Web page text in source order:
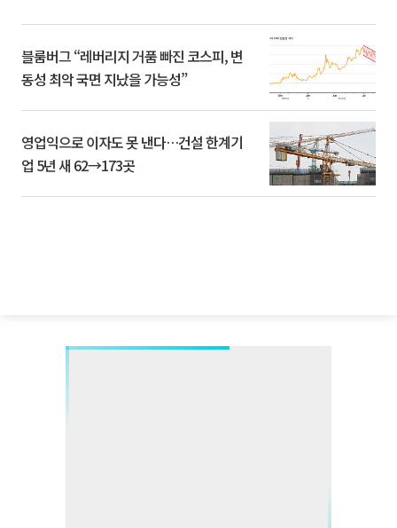
블룸버그 “레버리지 거품 빠진 코스피, 변
동성 최악 국면 지났을 가능성”
영업익으로 이자도 못 낸다…건설 한계기
업 5년 새 62→173곳